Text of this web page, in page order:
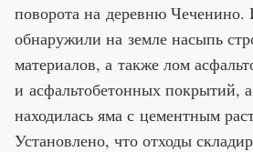
поворота на деревню Чеченино.
обнаружили на земле насыпь
материалов, а также лом
и асфальтобетонных покрытий,
находилась яма с цементным
Установлено, что отходы